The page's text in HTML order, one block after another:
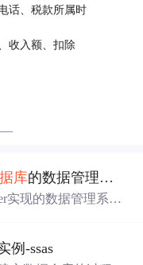
话、税款所属时
收入额、扣除
库的数据管理系统
实现的数据管理系
例-ssas